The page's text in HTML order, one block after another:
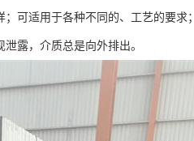
可适用于各种不同的、工艺的要求；
露，介质总是向外排出。